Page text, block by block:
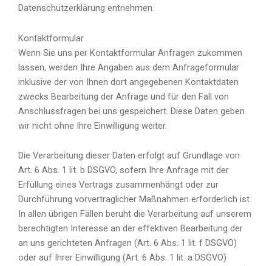
Datenschutzerklärung entnehmen.
Kontaktformular
Wenn Sie uns per Kontaktformular Anfragen zukommen
lassen, werden Ihre Angaben aus dem Anfrageformular
inklusive der von Ihnen dort angegebenen Kontaktdaten
zwecks Bearbeitung der Anfrage und für den Fall von
Anschlussfragen bei uns gespeichert. Diese Daten geben
wir nicht ohne Ihre Einwilligung weiter.
Die Verarbeitung dieser Daten erfolgt auf Grundlage von
Art. 6 Abs. 1 lit. b DSGVO, sofern Ihre Anfrage mit der
Erfüllung eines Vertrags zusammenhängt oder zur
Durchführung vorvertraglicher Maßnahmen erforderlich ist.
In allen übrigen Fällen beruht die Verarbeitung auf unserem
berechtigten Interesse an der effektiven Bearbeitung der
an uns gerichteten Anfragen (Art. 6 Abs. 1 lit. f DSGVO)
oder auf Ihrer Einwilligung (Art. 6 Abs. 1 lit. a DSGVO)